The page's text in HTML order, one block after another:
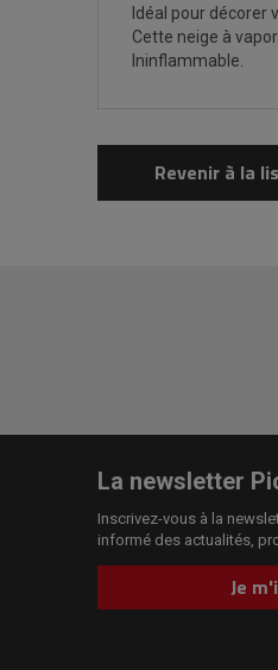
Idéal pour décorer
Cette neige à
Ininflammable.
Revenir à la
La newsletter
Inscrivez-vous à la
informé des actualités,
Je